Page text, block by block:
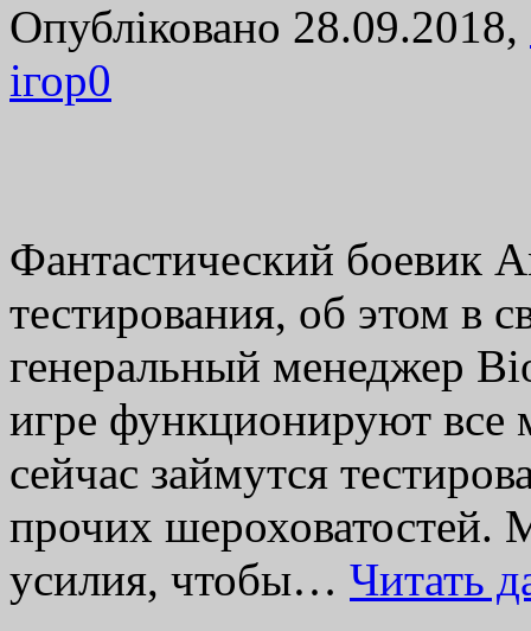
Опубліковано 28.09.2018,
ігор0
Фантастический боевик
тестирования, об этом в
генеральный менеджер
игре функционируют все
сейчас займутся
прочих
усилия, чтобы… Читать